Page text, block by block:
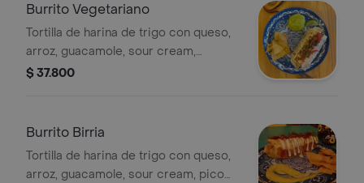
Burrito Vegetariano
Tortilla de harina de trigo con queso,
arroz, guacamole, sour cream,
salteado de pimentones,
pza.
$ 37.800
Burrito Birria
Tortilla de harina de trigo con queso,
arroz, guacamole, sour cream, pico